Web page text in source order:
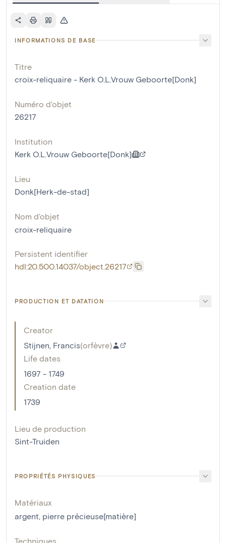
INFORMATIONS DE BASE
Titre
croix-reliquaire - Kerk O.L.Vrouw Geboorte[Donk]
Numéro d'objet
26217
Institution
Kerk O.L.Vrouw Geboorte[Donk]
Lieu
Donk[Herk-de-stad]
Nom d'objet
croix-reliquaire
Persistent identifier
hdl:20.500.14037/object.26217
PRODUCTION ET DATATION
Creator
Stijnen, Francis(orfèvre)
Life dates
1697 - 1749
Creation date
1739
Lieu de production
Sint-Truiden
PROPRIÉTÉS PHYSIQUES
Matériaux
argent pierre précieuse[matière]
Techniques